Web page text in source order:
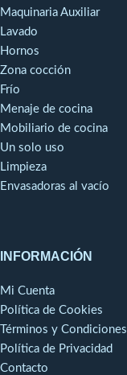
Maquinaria Auxiliar
Lavado
Hornos
Zona cocción
Frío
Menaje de cocina
Mobiliario de cocina
Un solo uso
Limpieza
Envasadoras al vacío
INFORMACIÓN
Mi Cuenta
Política de Cookies
Términos y Condiciones
Política de Privacidad
Contacto